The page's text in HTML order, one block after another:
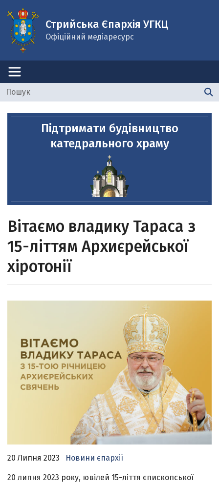
Стрийська Єпархія УГКЦ
Офіційний медіаресурс
Підтримати будівництво
катедрального храму
Вітаємо владику Тараса з
15-літтям Архиєрейської
хіротонії
20 Липня 2023 Новини єпархії
20 липня 2023 року, ювілей 15-ліття єпископської